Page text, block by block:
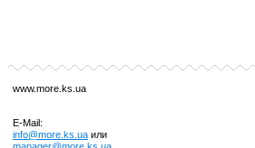
www.more.ks.ua
E-Mail:
info@more.ks.uaили